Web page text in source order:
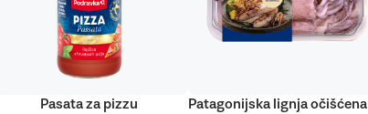
Pasata za pizzu
Patagonijska lignja očišćena